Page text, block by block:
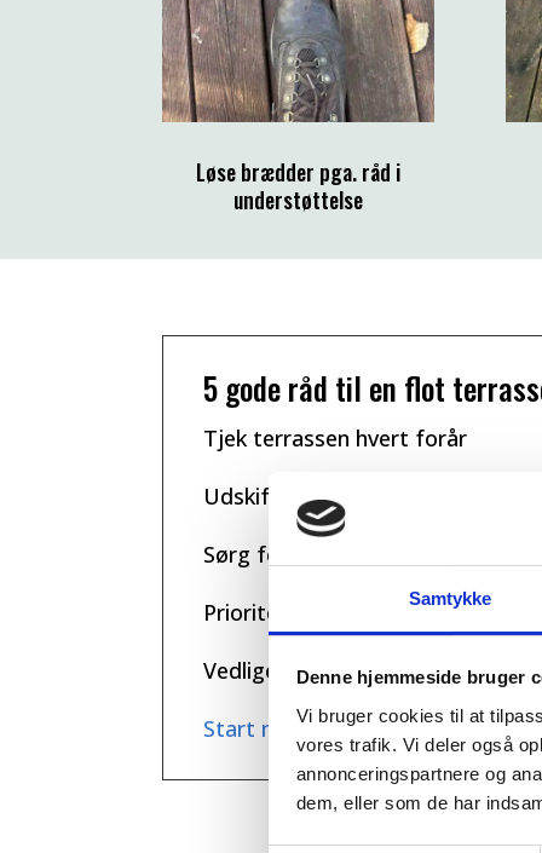
Samtykke
Denne hjemmeside bruger
Vi bruger cookies til at
vores trafik. Vi deler også
annonceringspartnere og
dem, eller som de har
Løse brædder pga. råd i
understøttelse
5 gode råd til en flot
Tjek terrassen hvert forår
Udskift angrebne områder
Sørg for god ventilation under
Prioriter en årlig algebehandling
Vedligehold terrassen med
Start med et gratis tjek af jeres